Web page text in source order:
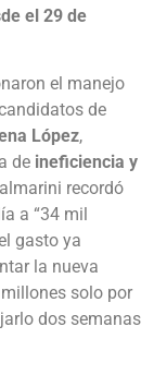
el 29 de
el manejo
de
López,
de ineficiencia y
recordó
a “34 mil
gasto ya
la nueva
solo por
dos semanas